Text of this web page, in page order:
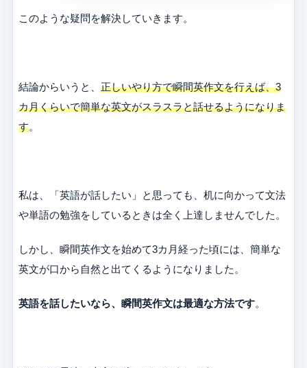
このような疑問を解決していきます。
結論からいうと、 正しいやり方で瞬間英作文を行えば、3
カ月くらいで簡単な英文がスラスラと話せるようになりま
す。
私は、「英語が話したい」と思っても、机に向かって文法
や単語の勉強をしているときは全く上達しませんでした。
しかし、瞬間英作文を始めて3カ月経った頃には、簡単な
英文が口から自然と出てくるようになりました。
英語を話したいなら、瞬間英作文は最適な方法です。